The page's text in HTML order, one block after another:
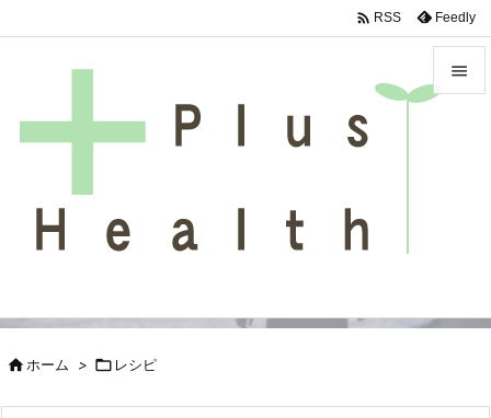

 RSS Feedly
ホーム >  レシピ